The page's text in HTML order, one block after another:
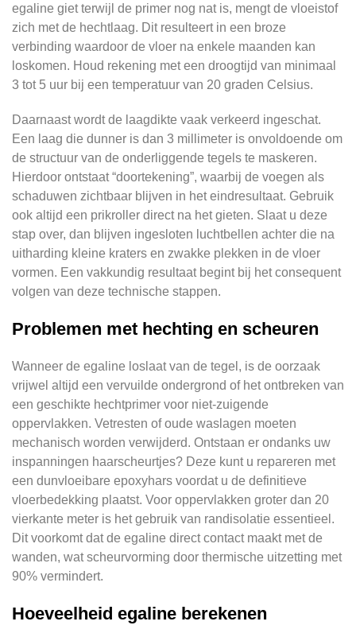
egaline giet terwijl de primer nog nat is, mengt de vloeistof
zich met de hechtlaag. Dit resulteert in een broze
verbinding waardoor de vloer na enkele maanden kan
loskomen. Houd rekening met een droogtijd van minimaal
3 tot 5 uur bij een temperatuur van 20 graden Celsius.
Daarnaast wordt de laagdikte vaak verkeerd ingeschat.
Een laag die dunner is dan 3 millimeter is onvoldoende om
de structuur van de onderliggende tegels te maskeren.
Hierdoor ontstaat “doortekening”, waarbij de voegen als
schaduwen zichtbaar blijven in het eindresultaat. Gebruik
ook altijd een prikroller direct na het gieten. Slaat u deze
stap over, dan blijven ingesloten luchtbellen achter die na
uitharding kleine kraters en zwakke plekken in de vloer
vormen. Een vakkundig resultaat begint bij het consequent
volgen van deze technische stappen.
Problemen met hechting en scheuren
Wanneer de egaline loslaat van de tegel, is de oorzaak
vrijwel altijd een vervuilde ondergrond of het ontbreken van
een geschikte hechtprimer voor niet-zuigende
oppervlakken. Vetresten of oude waslagen moeten
mechanisch worden verwijderd. Ontstaan er ondanks uw
inspanningen haarscheurtjes? Deze kunt u repareren met
een dunvloeibare epoxyhars voordat u de definitieve
vloerbedekking plaatst. Voor oppervlakken groter dan 20
vierkante meter is het gebruik van randisolatie essentieel.
Dit voorkomt dat de egaline direct contact maakt met de
wanden, wat scheurvorming door thermische uitzetting met
90% vermindert.
Hoeveelheid egaline berekenen